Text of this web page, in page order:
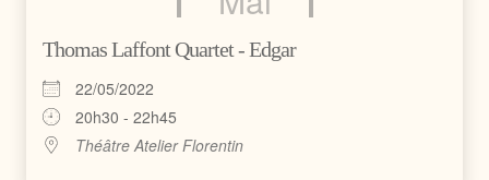
Thomas Laffont Quartet - Edgar
22/05/2022
20h30 - 22h45
Théâtre Atelier Florentin